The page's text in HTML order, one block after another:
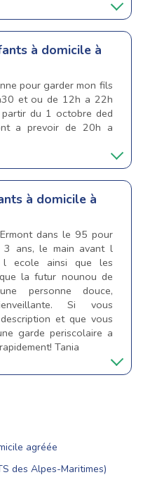
à domicile à
pour garder mon fils
et ou de 12h a 22h
du 1 octobre ded
a prevoir de 20h a
à domicile à
dans le 95 pour
ans, le main avant l
ecole ainsi que les
la futur nounou de
personne douce,
Si vous
et que vous
garde periscolaire a
Tania
agréée
des Alpes-Maritimes)